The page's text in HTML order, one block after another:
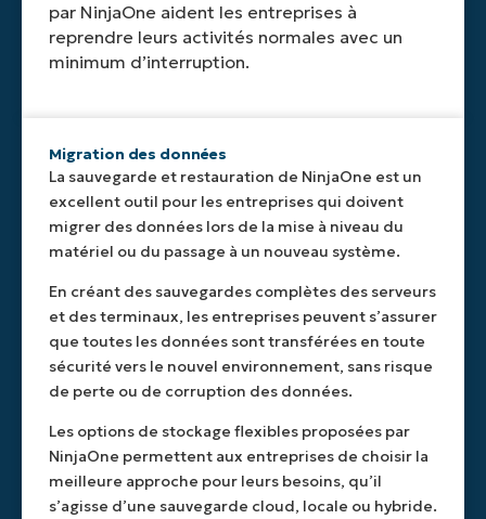
par NinjaOne aident les entreprises à
reprendre leurs activités normales avec un
minimum d’interruption.
Migration des données
La sauvegarde et restauration de NinjaOne est un
excellent outil pour les entreprises qui doivent
migrer des données lors de la mise à niveau du
matériel ou du passage à un nouveau système.
En créant des sauvegardes complètes des serveurs
et des terminaux, les entreprises peuvent s’assurer
que toutes les données sont transférées en toute
sécurité vers le nouvel environnement, sans risque
de perte ou de corruption des données.
Les options de stockage flexibles proposées par
NinjaOne permettent aux entreprises de choisir la
meilleure approche pour leurs besoins, qu’il
s’agisse d’une sauvegarde cloud, locale ou hybride.